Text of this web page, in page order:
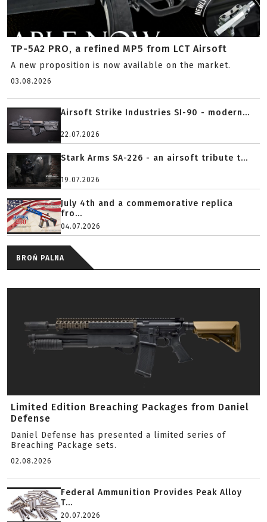
TP-5A2 PRO, a refined MP5 from LCT Airsoft
A new proposition is now available on the market.
03.08.2026
Airsoft Strike Industries SI-90 - modern...
22.07.2026
Stark Arms SA-226 - an airsoft tribute t...
19.07.2026
July 4th and a commemorative replica
fro...
04.07.2026
BROŃ PALNA
Limited Edition Breaching Packages from Daniel
Defense
Daniel Defense has presented a limited series of
Breaching Package sets.
02.08.2026
Federal Ammunition Provides Peak Alloy
T...
20.07.2026